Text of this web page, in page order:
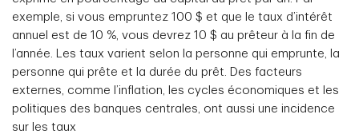
exemple, si vous empruntez 100 $ et que le taux d’intérêt
annuel est de 10 %, vous devrez 10 $ au prêteur à la fin de
l’année. Les taux varient selon la personne qui emprunte, la
personne qui prête et la durée du prêt. Des facteurs
externes, comme l’inflation, les cycles économiques et les
politiques des banques centrales, ont aussi une incidence
sur les taux